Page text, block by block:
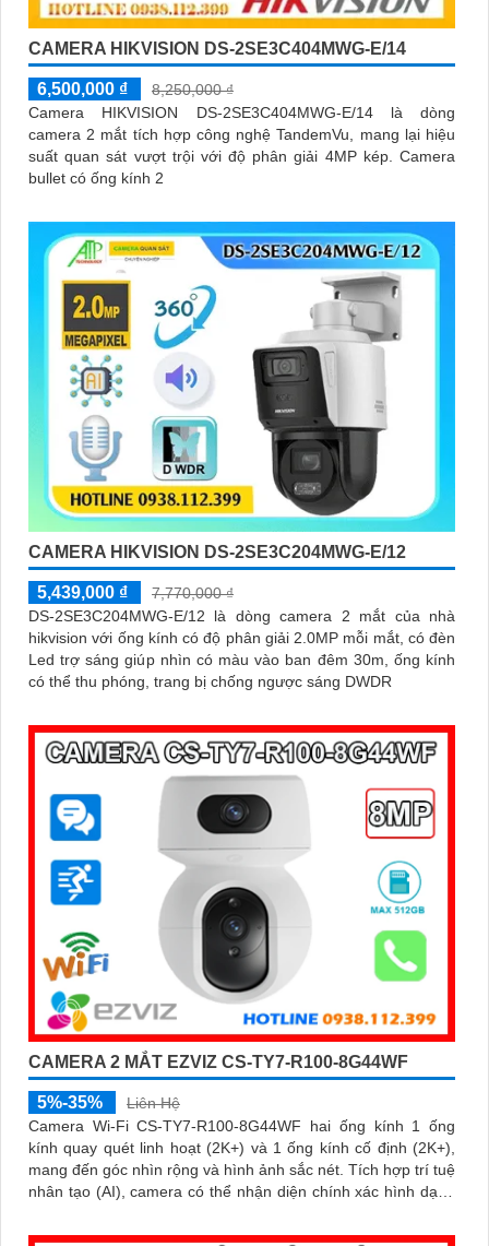
CAMERA HIKVISION DS-2SE3C404MWG-E/14
6,500,000 ₫
8,250,000 ₫
Camera HIKVISION DS-2SE3C404MWG-E/14 là dòng
camera 2 mắt tích hợp công nghệ TandemVu, mang lại hiệu
suất quan sát vượt trội với độ phân giải 4MP kép. Camera
bullet có ống kính 2
CAMERA HIKVISION DS-2SE3C204MWG-E/12
5,439,000 ₫
7,770,000 ₫
DS-2SE3C204MWG-E/12 là dòng camera 2 mắt của nhà
hikvision với ống kính có độ phân giải 2.0MP mỗi mắt, có đèn
Led trợ sáng giúp nhìn có màu vào ban đêm 30m, ống kính
có thể thu phóng, trang bị chống ngược sáng DWDR
CAMERA 2 MẮT EZVIZ CS-TY7-R100-8G44WF
5%-35%
Liên Hệ
Camera Wi-Fi CS-TY7-R100-8G44WF hai ống kính 1 ống
kính quay quét linh hoạt (2K+) và 1 ống kính cố định (2K+),
mang đến góc nhìn rộng và hình ảnh sắc nét. Tích hợp trí tuệ
nhân tạo (AI), camera có thể nhận diện chính xác hình dạng